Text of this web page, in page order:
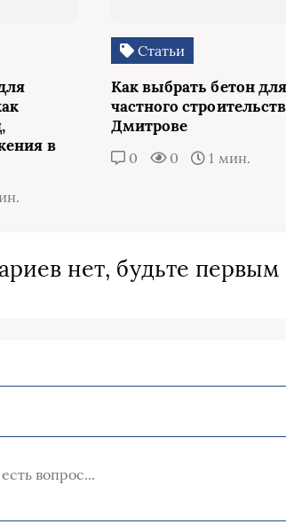
в
Статьи
Как выбрать бетон для
частного
Дмитрове
0 0 1 мин.
нет, будьте первым